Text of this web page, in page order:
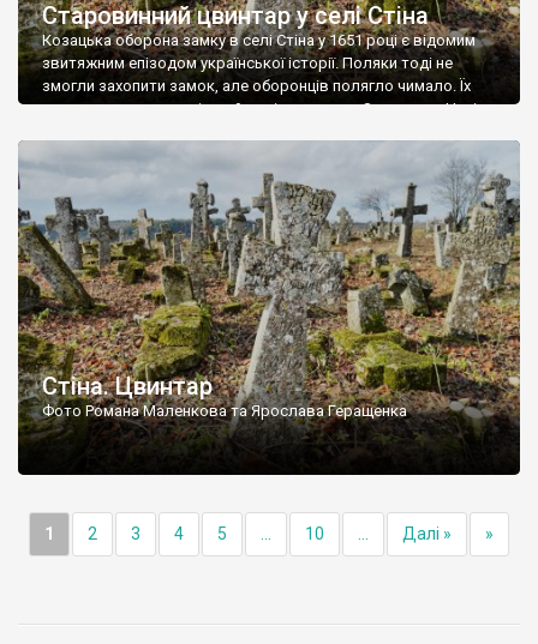
Старовинний цвинтар у селі Стіна
Козацька оборона замку в селі Стіна у 1651 році є відомим
звитяжним епізодом української історії. Поляки тоді не
змогли захопити замок, але оборонців полягло чимало. Їх
поховали на цвинтарі, який тоді називався Замковим. Нині на
ньому чимало хрестів 19 століття, є такі, де епітафії стер […]
Стіна. Цвинтар
Фото Романа Маленкова та Ярослава Геращенка
1 2 3 4 5 10 Далі » »